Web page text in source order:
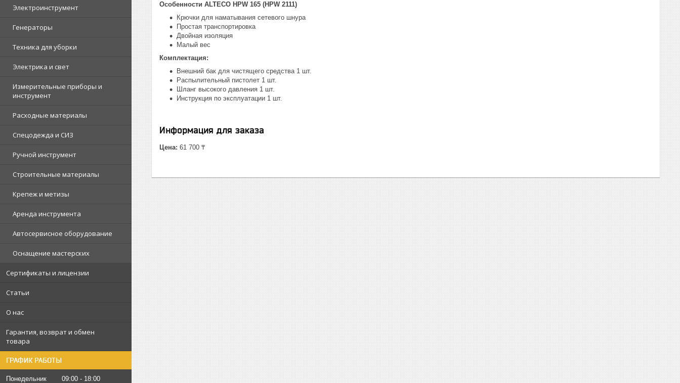
Электроинструмент
Генераторы
Техника для уборки
Электрика и свет
Измерительные приборы и
инструмент
Расходные материалы
Спецодежда и СИЗ
Ручной инструмент
Строительные материалы
Крепеж и метизы
Аренда инструмента
Автосервисное оборудование
Оснащение мастерских
Сертификаты и лицензии
Статьи
О нас
Гарантия, возврат и обмен
товара
ГРАФИК РАБОТЫ
Понедельник 09:00
18:00
Особенности ALTECO HPW 165 (HPW 2111)
Крючки для наматывания сетевого шнура
Простая транспортировка
Двойная изоляция
Малый вес
Комплектация:
Внешний бак для чистящего средства 1 шт.
Распылительный пистолет 1 шт.
Шланг высокого давления 1 шт.
Инструкция по эксплуатации 1 шт.
Информация для заказа
Цена: 61 700 ₸